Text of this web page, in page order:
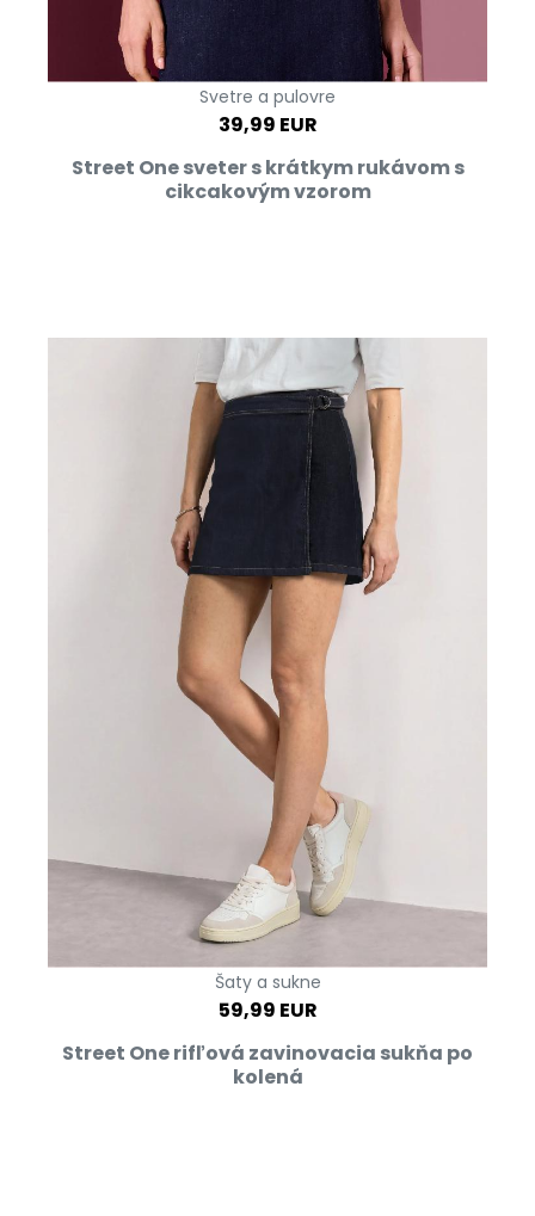
Svetre a pulovre
39,99 EUR
Street One sveter s krátkym rukávom s
cikcakovým vzorom
Šaty a sukne
59,99 EUR
Street One rifľová zavinovacia sukňa po
kolená